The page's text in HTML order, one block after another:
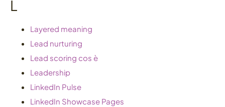
L
Layered meaning
Lead nurturing
Lead scoring cos è
Leadership
LinkedIn Pulse
LinkedIn Showcase Pages